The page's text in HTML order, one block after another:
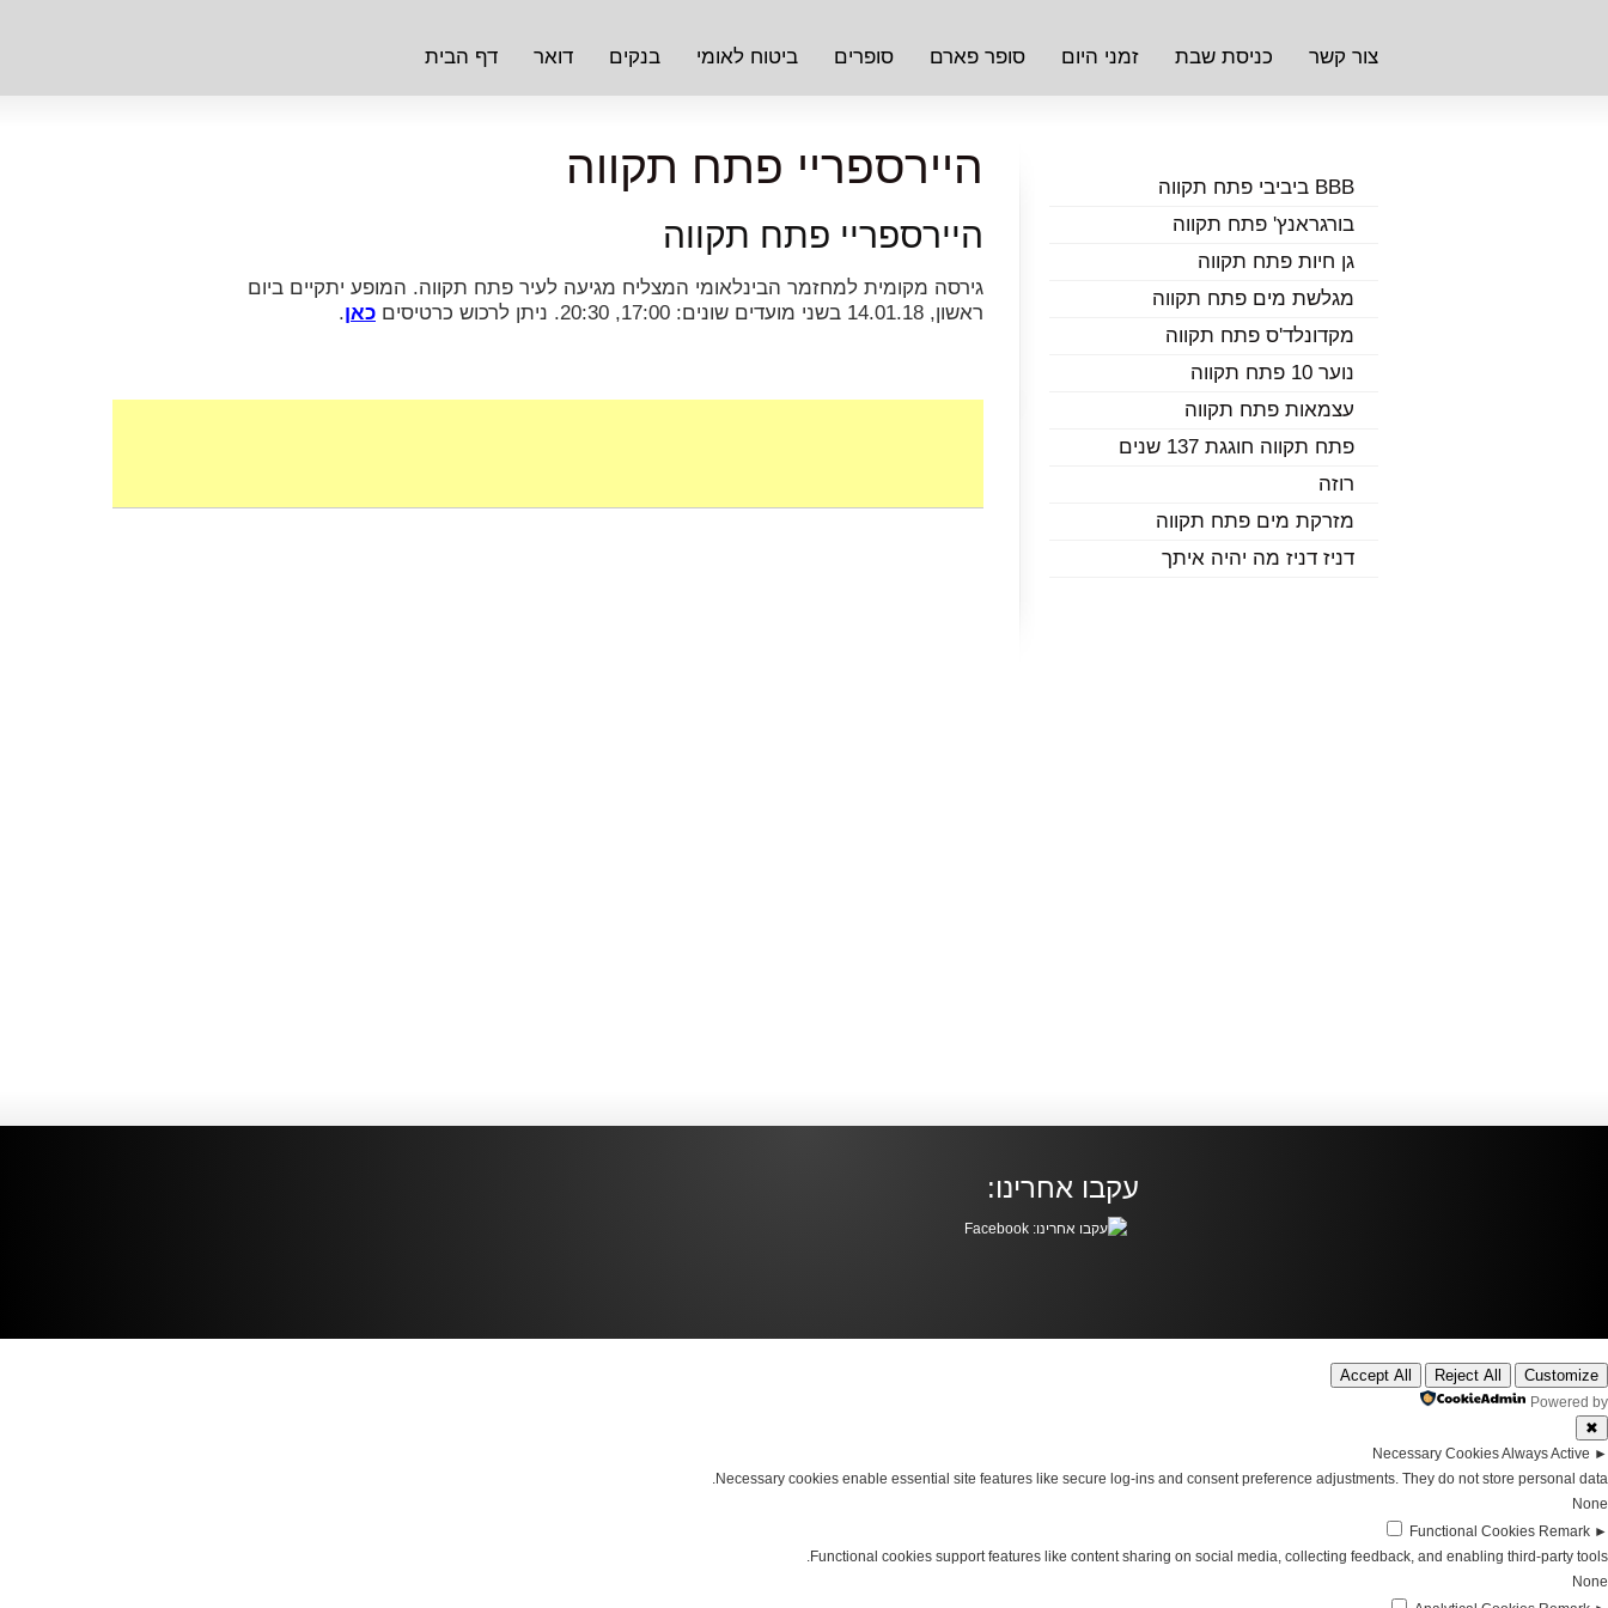
דף הבית דואר בנקים ביטוח לאומי סופרים סופר פארם זמני היום כניסת שבת צור קשר
היירספריי פתח תקווה
היירספריי פתח תקווה
גירסה מקומית למחזמר הבינלאומי המצליח מגיעה לעיר פתח תקווה. המופע יתקיים ביום
ראשון, 14.01.18 בשני מועדים שונים: 17:00, 20:30. ניתן לרכוש כרטיסים
כאן.
BBB ביביבי פתח תקווה
בורגראנץ' פתח תקווה
גן חיות פתח תקווה
מגלשת מים פתח תקווה
מקדונלד'ס פתח תקווה
נוער 10 פתח תקווה
עצמאות פתח תקווה
פתח תקווה חוגגת 137 שנים
רוזה
מזרקת מים פתח תקווה
דניז דניז מה יהיה איתך
עקבו אחרינו:
Customize
Reject All
Accept All
Powered by
✖
►
Necessary CookiesAlways Active
Necessary cookies enable essential site features like secure log-ins and consent preference adjustments. They do not store personal data.
None
►
Functional Cookies Remark
Functional cookies support features like content sharing on social media, collecting feedback, and enabling third-party tools.
None